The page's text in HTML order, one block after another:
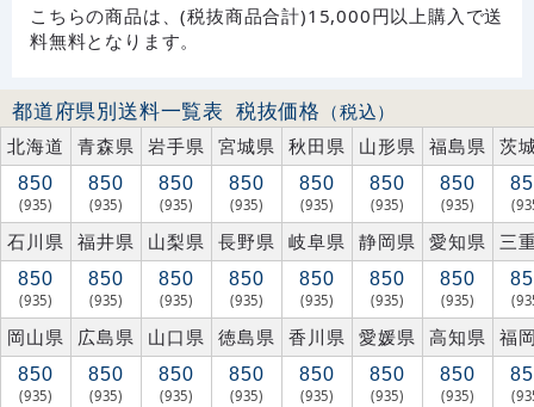
こちらの商品は、(税抜商品合計)15,000円以上購入で送
料無料となります。
都道府県別送料一覧表 税抜価格 （税込）
北海道
青森県 岩手県 宮城県 秋田県 山形県 福島県 茨
850
(935)
850
(935)
850
(935)
850
(935)
850
(935)
850
(935)
850
(935)
石川県 福井県 山梨県 長野県 岐阜県 静岡県 愛知県 三
850
(935)
850
(935)
850
(935)
850
(935)
850
(935)
850
(935)
850
(935)
岡山県 広島県 山口県 徳島県 香川県 愛媛県 高知県 福
850
(935)
850
(935)
850
(935)
850
(935)
850
(935)
850
(935)
850
(935)